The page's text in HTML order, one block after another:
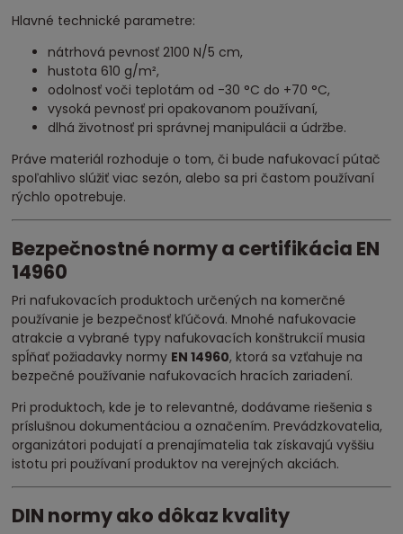
Hlavné technické parametre:
nátrhová pevnosť 2100 N/5 cm,
hustota 610 g/m²,
odolnosť voči teplotám od -30 °C do +70 °C,
vysoká pevnosť pri opakovanom používaní,
dlhá životnosť pri správnej manipulácii a údržbe.
Práve materiál rozhoduje o tom, či bude nafukovací pútač
spoľahlivo slúžiť viac sezón, alebo sa pri častom používaní
rýchlo opotrebuje.
Bezpečnostné normy a certifikácia EN
14960
Pri nafukovacích produktoch určených na komerčné
používanie je bezpečnosť kľúčová. Mnohé nafukovacie
atrakcie a vybrané typy nafukovacích konštrukcií musia
spĺňať požiadavky normy EN 14960, ktorá sa vzťahuje na
bezpečné používanie nafukovacích hracích zariadení.
Pri produktoch, kde je to relevantné, dodávame riešenia s
príslušnou dokumentáciou a označením. Prevádzkovatelia,
organizátori podujatí a prenajímatelia tak získavajú vyššiu
istotu pri používaní produktov na verejných akciách.
DIN normy ako dôkaz kvality